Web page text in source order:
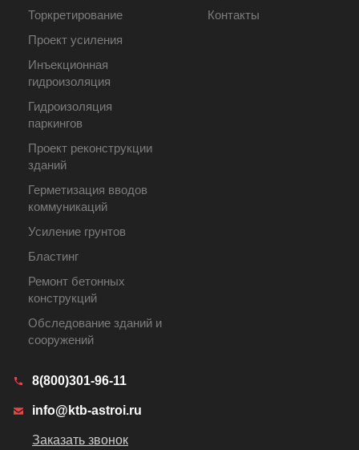
Торкретирование
Проект усиления
Инъекционная
гидроизоляция
Гидроизоляция
паркингов
Проект реконструкции
зданий
Герметизация вводов
коммуникаций
Усиление грунтов
Бластинг
Ремонт бетонных
конструкций
Обследование зданий и
сооружений
Контакты
8(800)301-96-11
info@ktb-astroi.ru
Заказать звонок